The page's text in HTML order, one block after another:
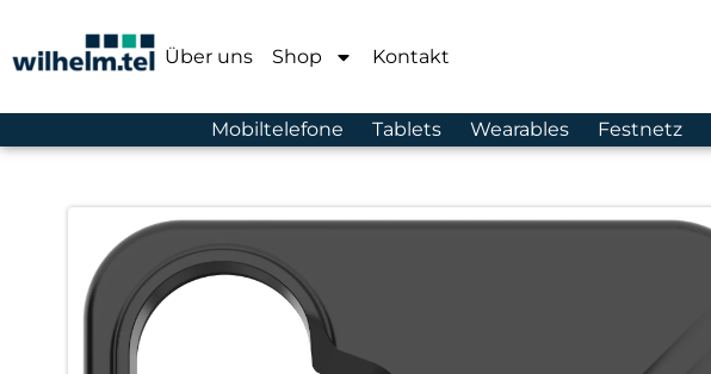
Über uns Shop Kontakt
Mobiltelefone Tablets Wearables Festnetz